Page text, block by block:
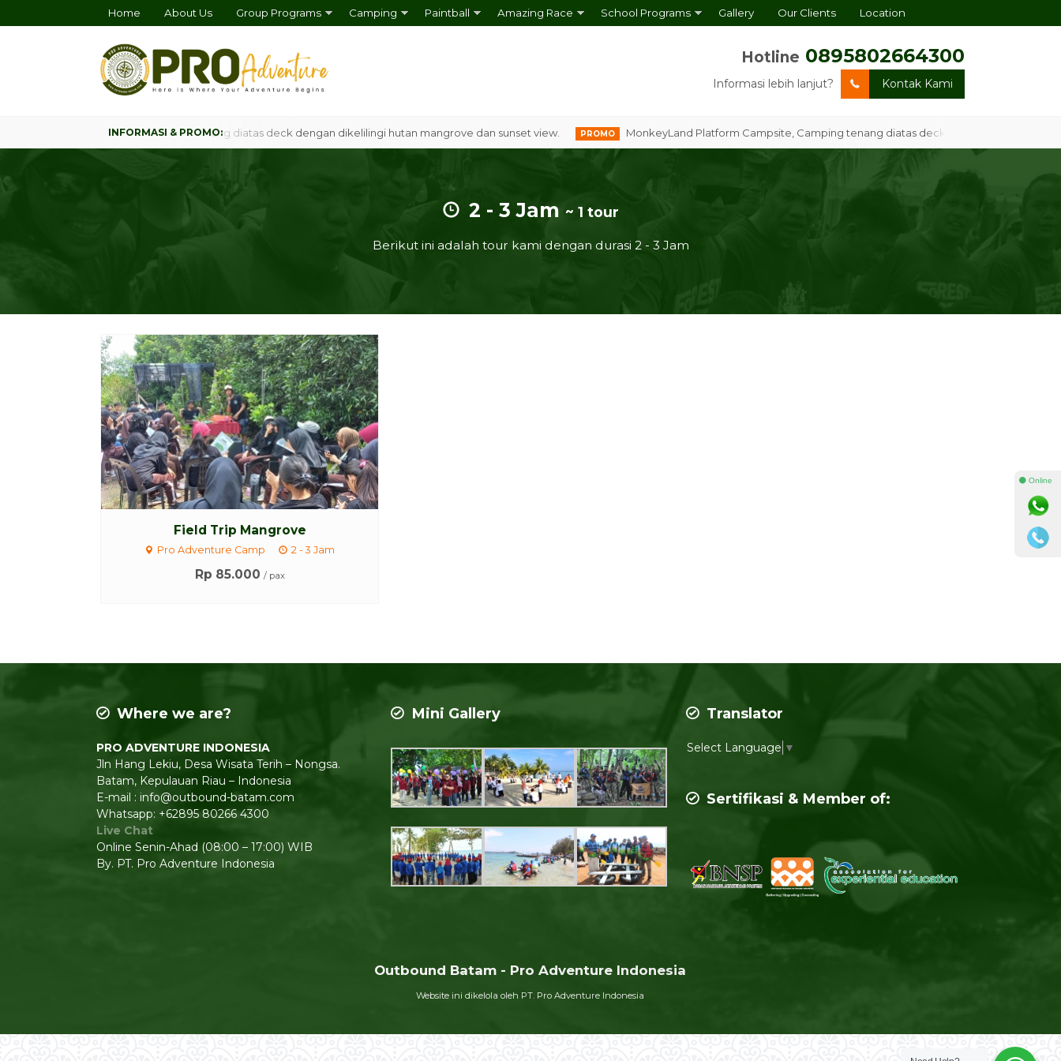
Home About Us Group Programs Camping Paintball Amazing Race School Programs Gallery Our Clients Location
Hotline 0895802664300
Informasi lebih lanjut? Kontak Kami
Platform Campsite, Camping tenang diatas deck dengan dikelilingi hutan mangrove dan sunset view. PROMO MonkeyLand Platform Campsite, Camping tenang diatas deck dengan dikelilingi hutan
2 - 3 Jam ~ 1 tour
Berikut ini adalah tour kami dengan durasi 2 - 3 Jam
Field Trip Mangrove
Pro Adventure Camp 2 - 3 Jam
Rp 85.000 / pax
Where we are?
PRO ADVENTURE INDONESIA
Jln Hang Lekiu, Desa Wisata Terih – Nongsa.
Batam, Kepulauan Riau – Indonesia
E-mail : info@outbound-batam.com
Whatsapp: +62895 80266 4300
Live Chat
Online Senin-Ahad (08:00 – 17:00) WIB
By. PT. Pro Adventure Indonesia
Mini Gallery Translator
Select Language ▼
Sertifikasi & Member of:
Outbound Batam - Pro Adventure Indonesia
Website ini dikelola oleh PT. Pro Adventure Indonesia
⚫ Online